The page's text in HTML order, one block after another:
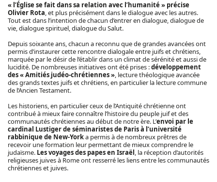
« l’Église se fait dans sa relation avec l’humanité » précise
Olivier Rota, et plus précisément dans le dialogue avec les autres.
Tout est dans l’intention de chacun d’entrer en dialogue, dialogue de
vie, dialogue spirituel, dialogue du Salut.
Depuis soixante ans, chacun a reconnu que de grandes avancées ont
permis d’instaurer cette rencontre dialogale entre juifs et chrétiens,
marquée par le désir de l’établir dans un climat de sérénité et aussi de
lucidité. De nombreuses initiatives ont été prises :développement
des « Amitiés judéo-chrétiennes », lecture théologique avancée
des grands textes juifs et chrétiens, en particulier la lecture commune
de l’Ancien Testament.
Les historiens, en particulier ceux de l’Antiquité chrétienne ont
contribué à mieux faire connaître l’histoire du peuple juif et des
communautés chrétiennes au début de notre ère. L’envoi par le
cardinal Lustiger de séminaristes de Paris à l’université
rabbinique de New-Yorka permis à de nombreux prêtres de
recevoir une formation leur permettant de mieux comprendre le
judaïsme. Les voyages des papes en Israël, la réception d’autorités
religieuses juives à Rome ont resserré les liens entre les communautés
chrétiennes et juives.